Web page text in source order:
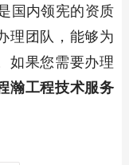
国内领宪的资质
理团队，能够为
如果您需要办理
瀚工程技术服务